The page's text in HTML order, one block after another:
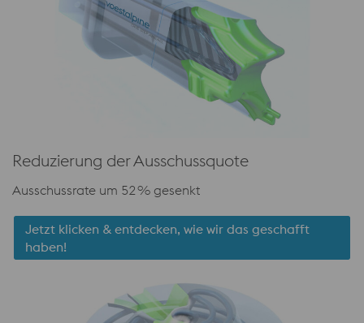
Reduzierung der Ausschussquote
Ausschussrate um 52 % gesenkt
Jetzt klicken & entdecken, wie wir das geschafft
haben!